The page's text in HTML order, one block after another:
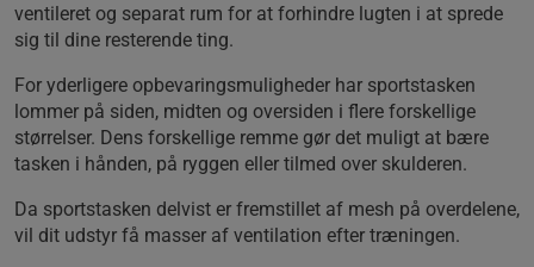
ventileret og separat rum for at forhindre lugten i at sprede
sig til dine resterende ting.
For yderligere opbevaringsmuligheder har sportstasken
lommer på siden, midten og oversiden i flere forskellige
størrelser. Dens forskellige remme gør det muligt at bære
tasken i hånden, på ryggen eller tilmed over skulderen.
Da sportstasken delvist er fremstillet af mesh på overdelene,
vil dit udstyr få masser af ventilation efter træningen.